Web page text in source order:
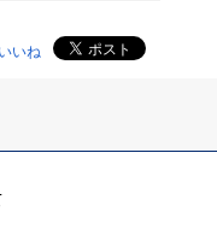
いいね